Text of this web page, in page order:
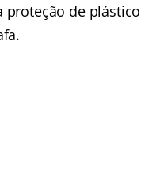
proteção de plástico